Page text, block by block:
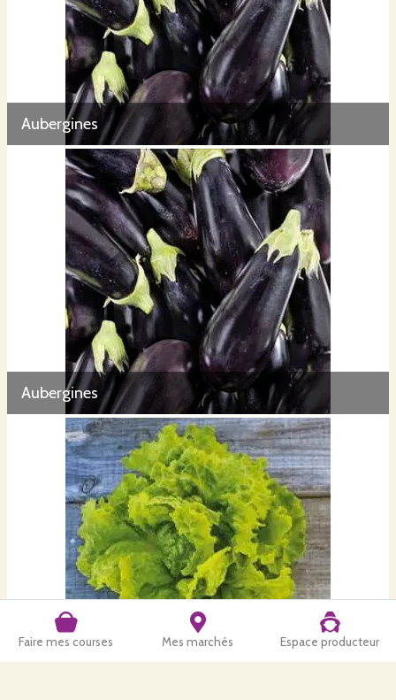
Faire mes courses Mes marchés Espace producteur
Aubergines
Aubergines
Batavia